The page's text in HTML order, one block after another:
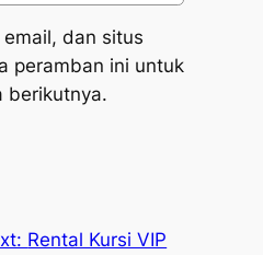
dan situs
peramban ini untuk
berikutnya.
Rental Kursi VIP